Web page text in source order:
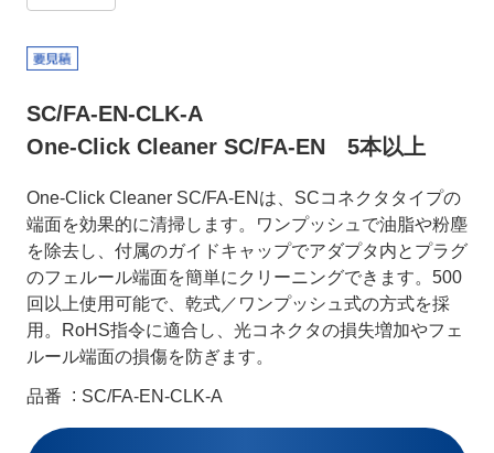
SC/FA-EN-CLK-A
One-Click Cleaner SC/FA-EN 5本以上
One-Click Cleaner SC/FA-ENは、SCコネクタタイプの
端面を効果的に清掃します。ワンプッシュで油脂や粉塵
を除去し、付属のガイドキャップでアダプタ内とプラグ
のフェルール端面を簡単にクリーニングできます。500
回以上使用可能で、乾式／ワンプッシュ式の方式を採
用。RoHS指令に適合し、光コネクタの損失増加やフェ
ルール端面の損傷を防ぎます。
品番 SC/FA-EN-CLK-A